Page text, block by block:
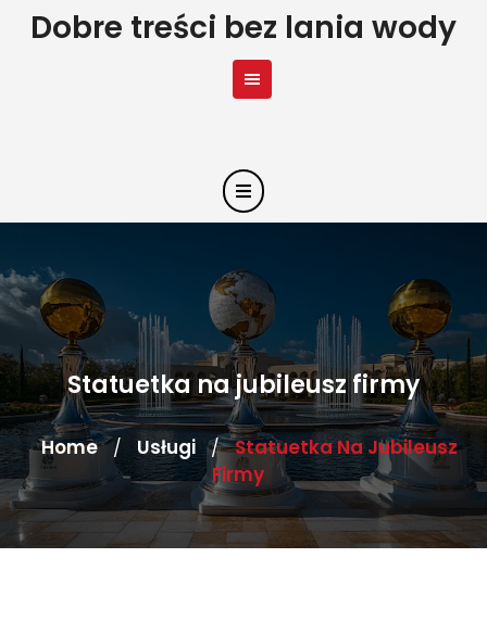
SkipDobre treści bez lania wody
Statuetka na jubileusz firmy
Home / Usługi / Statuetka Na Jubileusz
Firmy